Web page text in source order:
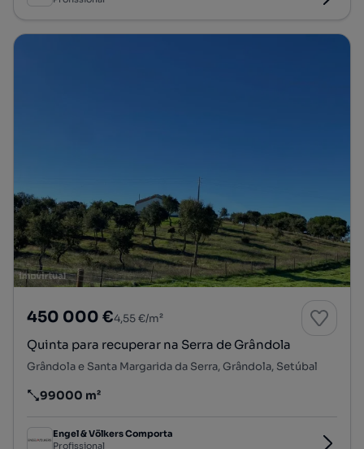
450 000 €4,55 €/m²
Quinta para recuperar na Serra de Grândola
Grândola e Santa Margarida da Serra, Grândola, Setúbal
Preço por metro quadrado
99000 m²
Engel & Völkers Comporta
Profissional